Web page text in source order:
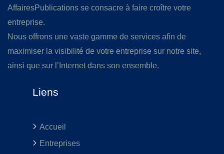
AffairesPublications se consacre à faire croître votre
entreprise.
Nous offrons une vaste gamme de services afin de
maximiser la visibilité de votre entreprise sur notre site,
ainsi que sur l’Internet dans son ensemble.
Liens
Accueil
Entreprises